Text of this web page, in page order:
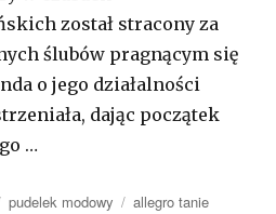
został stracony za
ślubów pragnącym się
o jego działalności
dając początek
…
Kategorie
pudelek modowy Tagi
allegro tanie